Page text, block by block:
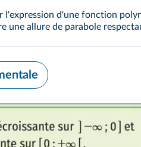
l'expression d'une fonction
une allure de parabole